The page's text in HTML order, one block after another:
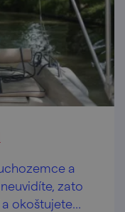
a
zato
okoštujete